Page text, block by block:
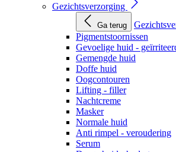
Gezichtsverzorging
Ga terug
Pigmentstoornissen
Gevoelige huid -
Gemengde huid
Doffe huid
Oogcontouren
Lifting - filler
Nachtcreme
Masker
Normale huid
Anti rimpel - veroudering
Serum